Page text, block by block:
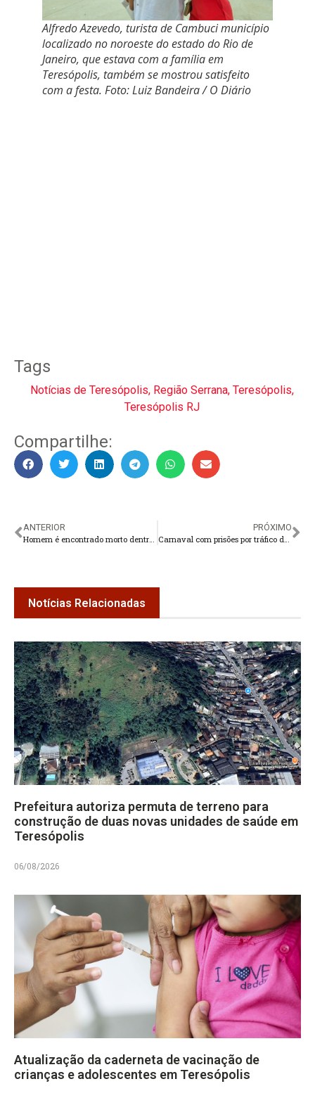
Alfredo Azevedo, turista de Cambuci município
localizado no noroeste do estado do Rio de
Janeiro, que estava com a família em
Teresópolis, também se mostrou satisfeito
com a festa. Foto: Luiz Bandeira / O Diário
Tags
Notícias de Teresópolis, Região Serrana, Teresópolis,
Teresópolis RJ
Compartilhe:
ANTERIOR
Homem é encontrado morto dentro de carro no centro de Teresópolis
PRÓXIMO
Carnaval com prisões por tráfico de drogas em quatro bairros de Teresópolis
Notícias Relacionadas
Prefeitura autoriza permuta de terreno para
construção de duas novas unidades de saúde em
Teresópolis
06/08/2026
Atualização da caderneta de vacinação de
crianças e adolescentes em Teresópolis